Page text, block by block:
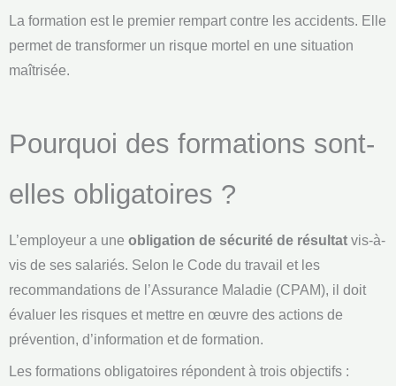
La formation est le premier rempart contre les accidents. Elle
permet de transformer un risque mortel en une situation
maîtrisée.
Pourquoi des formations sont-
elles obligatoires ?
L’employeur a une obligation de sécurité de résultat vis-à-
vis de ses salariés. Selon le Code du travail et les
recommandations de l’Assurance Maladie (CPAM), il doit
évaluer les risques et mettre en œuvre des actions de
prévention, d’information et de formation.
Les formations obligatoires répondent à trois objectifs :